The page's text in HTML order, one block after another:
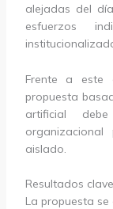
alejadas del
esfuerzos
Frente a este
propuesta
artificial
organizacional
aislado.
Resultados
La propuesta